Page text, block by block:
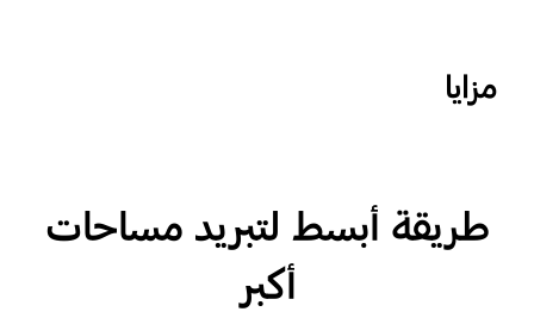
مزايا
طريقة أبسط لتبريد مساحات
أكبر